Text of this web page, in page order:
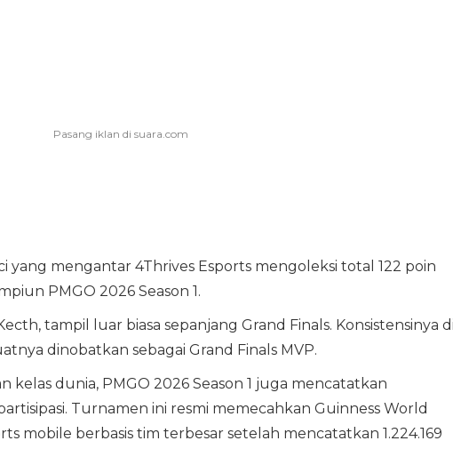
yang mengantar 4Thrives Esports mengoleksi total 122 poin
PMGO 2026 Season 1.
tampil luar biasa sepanjang Grand Finals. Konsistensinya
dinobatkan sebagai Grand Finals MVP.
kelas dunia, PMGO 2026 Season 1 juga mencatatkan
Turnamen ini resmi memecahkan Guinness World
mobile berbasis tim terbesar setelah mencatatkan 1.224.169